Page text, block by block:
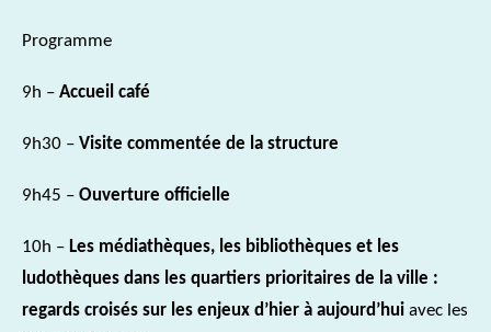
Programme
9h – Accueil café
9h30 – Visite commentée de la structure
9h45 – Ouverture officielle
10h – Les médiathèques, les bibliothèques et les
ludothèques dans les quartiers prioritaires de la ville :
regards croisés sur les enjeux d’hier à aujourd’hui avec les